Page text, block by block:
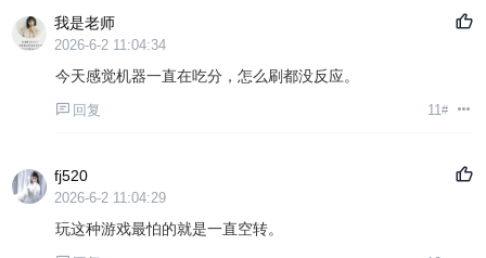
我是老师
2026-6-2 11:04:34
今天感觉机器一直在吃分，怎么刷都没反应。
回复 11#
fj520
2026-6-2 11:04:29
玩这种游戏最怕的就是一直空转。